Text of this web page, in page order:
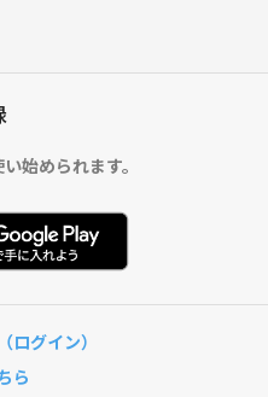
始められます。
グイン）
ら